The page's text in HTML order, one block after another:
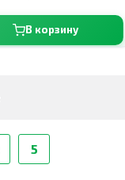
В корзину
5